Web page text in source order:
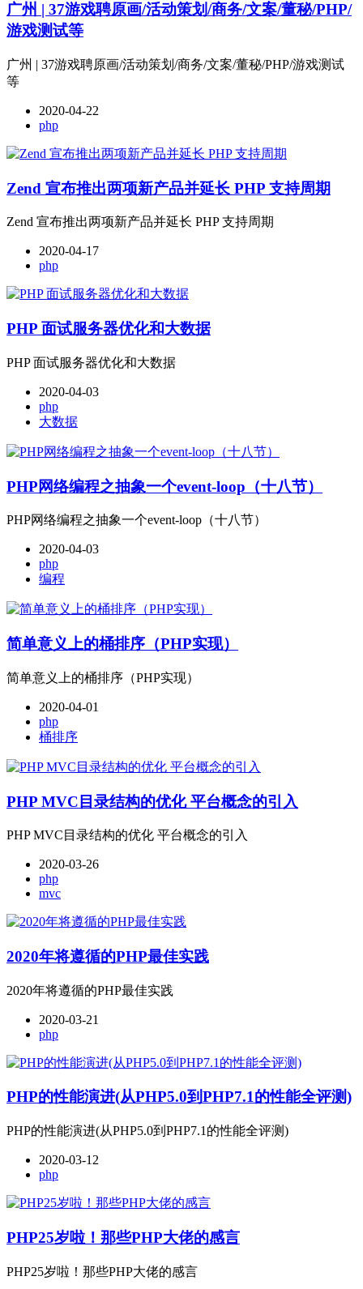
广州 | 37游戏聘原画/活动策划/商务/文案/董秘/PHP/
游戏测试等
广州 | 37游戏聘原画/活动策划/商务/文案/董秘/PHP/游戏测试
等
2020-04-22
php
Zend 宣布推出两项新产品并延长 PHP 支持周期
Zend 宣布推出两项新产品并延长 PHP 支持周期
2020-04-17
php
PHP 面试服务器优化和大数据
PHP 面试服务器优化和大数据
2020-04-03
php
大数据
PHP网络编程之抽象一个event-loop（十八节）
PHP网络编程之抽象一个event-loop（十八节）
2020-04-03
php
编程
简单意义上的桶排序（PHP实现）
简单意义上的桶排序（PHP实现）
2020-04-01
php
桶排序
PHP MVC目录结构的优化 平台概念的引入
PHP MVC目录结构的优化 平台概念的引入
2020-03-26
php
mvc
2020年将遵循的PHP最佳实践
2020年将遵循的PHP最佳实践
2020-03-21
php
PHP的性能演进(从PHP5.0到PHP7.1的性能全评测)
PHP的性能演进(从PHP5.0到PHP7.1的性能全评测)
2020-03-12
php
PHP25岁啦！那些PHP大佬的感言
PHP25岁啦！那些PHP大佬的感言